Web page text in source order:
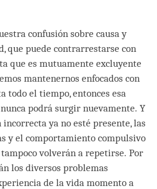
confusión sobre causa y
que puede contrarrestarse con
que es mutuamente excluyente
mantenernos enfocados con
todo el tiempo, entonces esa
podrá surgir nuevamente. Y
ya no esté presente, las
y el comportamiento compulsivo
volverán a repetirse. Por
los diversos problemas
de la vida momento a